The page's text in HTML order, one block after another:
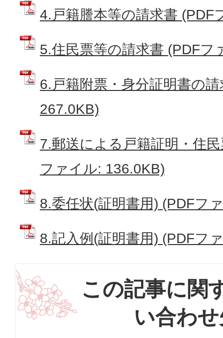
4.戸籍謄本等の請求書 (PDF
5.住民票等の請求書 (PDFフ
6.戸籍附票・身分証明書の
267.0KB)
7.郵送による戸籍証明・住
ファイル: 136.0KB)
8.委任状(証明書用) (PDFフ
8.記入例(証明書用) (PDFフ
この記事に関
い合わ